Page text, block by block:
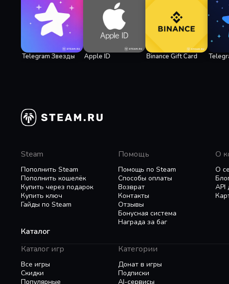
Telegram Звезды Apple ID Binance Gift Card
Steam
Пополнить Steam
Пополнить кошелёк
Купить через подарок
Купить ключ
Гайды по Steam
Помощь
Помощь по Steam
Способы оплаты
Возврат
Контакты
Отзывы
Бонусная система
Награда за баг
О
О
API
Каталог
Каталог игр
Все игры
Скидки
Популярные
Категории
Донат в игры
Подписки
AI-сервисы